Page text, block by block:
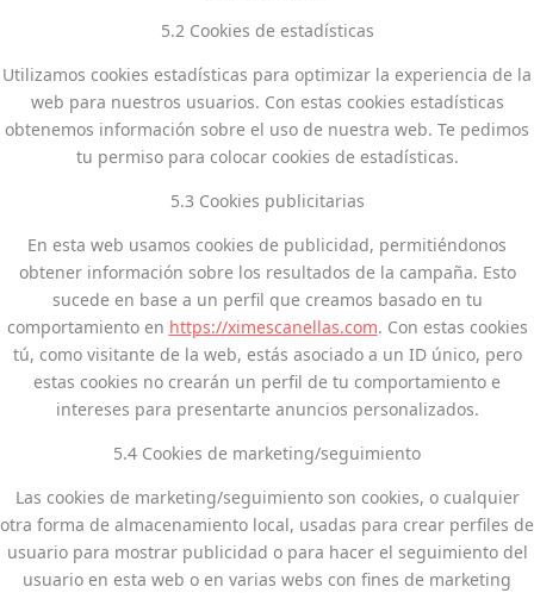
5.2 Cookies de estadísticas
Utilizamos cookies estadísticas para optimizar la experiencia de la
web para nuestros usuarios. Con estas cookies estadísticas
obtenemos información sobre el uso de nuestra web. Te pedimos
tu permiso para colocar cookies de estadísticas.
5.3 Cookies publicitarias
En esta web usamos cookies de publicidad, permitiéndonos
obtener información sobre los resultados de la campaña. Esto
sucede en base a un perfil que creamos basado en tu
comportamiento en https://ximescanellas.com. Con estas cookies
tú, como visitante de la web, estás asociado a un ID único, pero
estas cookies no crearán un perfil de tu comportamiento e
intereses para presentarte anuncios personalizados.
5.4 Cookies de marketing/seguimiento
Las cookies de marketing/seguimiento son cookies, o cualquier
otra forma de almacenamiento local, usadas para crear perfiles de
usuario para mostrar publicidad o para hacer el seguimiento del
usuario en esta web o en varias webs con fines de marketing